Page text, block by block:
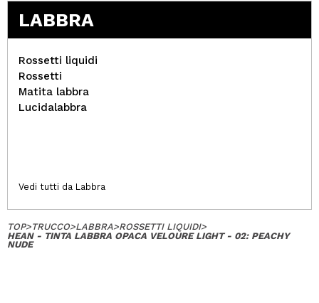
LABBRA
Rossetti liquidi
Rossetti
Matita labbra
Lucidalabbra
Vedi tutti da Labbra
TOP>TRUCCO>LABBRA>ROSSETTI LIQUIDI>
HEAN - TINTA LABBRA OPACA VELOURE LIGHT - 02: PEACHY
NUDE